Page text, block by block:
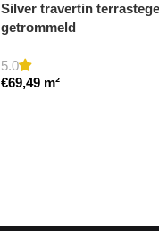
Silver travertin
getrommeld
5.0
€69,49 m²